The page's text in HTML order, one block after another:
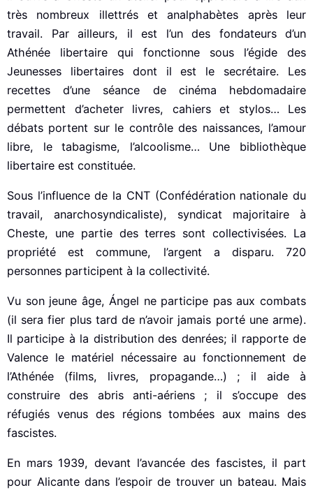
très nombreux illettrés et analphabètes après leur
travail. Par ailleurs, il est l’un des fondateurs d’un
Athénée libertaire qui fonctionne sous l’égide des
Jeunesses libertaires dont il est le secrétaire. Les
recettes d’une séance de cinéma hebdomadaire
permettent d’acheter livres, cahiers et stylos… Les
débats portent sur le contrôle des naissances, l’amour
libre, le tabagisme, l’alcoolisme… Une bibliothèque
libertaire est constituée.
Sous l’influence de la CNT (Confédération nationale du
travail, anarchosyndicaliste), syndicat majoritaire à
Cheste, une partie des terres sont collectivisées. La
propriété est commune, l’argent a disparu. 720
personnes participent à la collectivité.
Vu son jeune âge, Ángel ne participe pas aux combats
(il sera fier plus tard de n’avoir jamais porté une arme).
Il participe à la distribution des denrées; il rapporte de
Valence le matériel nécessaire au fonctionnement de
l’Athénée (films, livres, propagande…) ; il aide à
construire des abris anti-aériens ; il s’occupe des
réfugiés venus des régions tombées aux mains des
fascistes.
En mars 1939, devant l’avancée des fascistes, il part
pour Alicante dans l’espoir de trouver un bateau. Mais